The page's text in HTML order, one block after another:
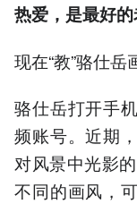
热爱，是最好
现在“教”骆仕岳
骆仕岳打开手
频账号。近期
对风景中光影
不同的画风，